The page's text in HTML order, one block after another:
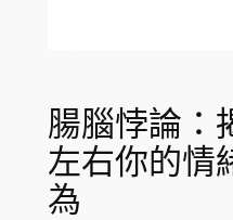
腸腦悖論：
左右你的情
為